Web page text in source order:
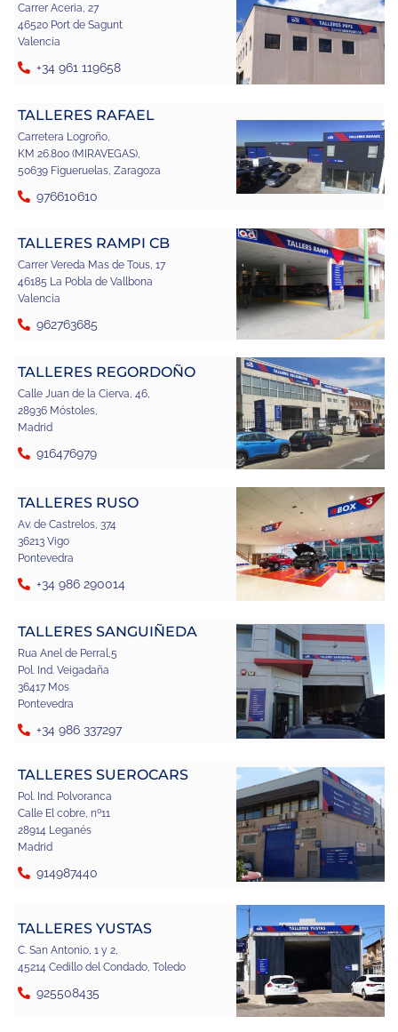
Carrer Aceria, 27
46520 Port de Sagunt
Valencia
+34 961 119658
TALLERES RAFAEL
Carretera Logroño,
KM 26.800 (MIRAVEGAS),
50639 Figueruelas, Zaragoza
976610610
TALLERES RAMPI CB
Carrer Vereda Mas de Tous, 17
46185 La Pobla de Vallbona
Valencia
962763685
TALLERES REGORDOÑO
Calle Juan de la Cierva, 46,
28936 Móstoles,
Madrid
916476979
TALLERES RUSO
Av. de Castrelos, 374
36213 Vigo
Pontevedra
+34 986 290014
TALLERES SANGUIÑEDA
Rua Anel de Perral,5
Pol. Ind. Veigadaña
36417 Mos
Pontevedra
+34 986 337297
TALLERES SUEROCARS
Pol. Ind. Polvoranca
Calle El cobre, nº11
28914 Leganés
Madrid
914987440
TALLERES YUSTAS
C. San Antonio, 1 y 2,
45214 Cedillo del Condado, Toledo
925508435